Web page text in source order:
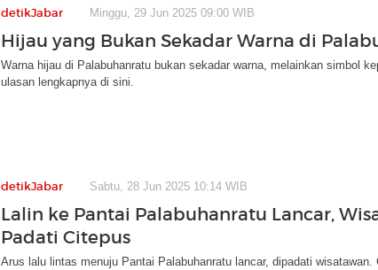
detikJabar Minggu, 29 Jun 2025 09:00 WIB
Hijau yang Bukan Sekadar Warna di
Warna hijau di Palabuhanratu bukan sekadar warna, melainkan simbol
ulasan lengkapnya di sini.
detikJabar Sabtu, 28 Jun 2025 10:14 WIB
Lalin ke Pantai Palabuhanratu Lancar,
Padati Citepus
Arus lalu lintas menuju Pantai Palabuhanratu lancar, dipadati wisatawan.